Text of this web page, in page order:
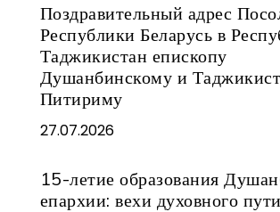
Поздравительный адрес
Республики Беларусь в
Таджикистан епископу
Душанбинскому и
Питириму
27.07.2026
15-летие образования
епархии: вехи духовного пути